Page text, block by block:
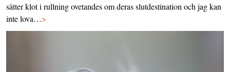
sätter klot i rullning ovetandes om deras slutdestination och jag kan
inte lova…>